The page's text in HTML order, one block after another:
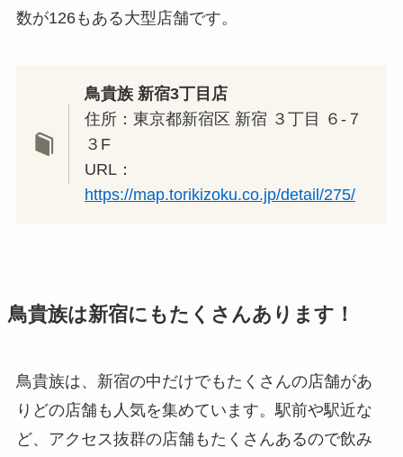
数が126もある大型店舗です。
鳥貴族 新宿3丁目店
住所：東京都新宿区 新宿 ３丁目 ６-７
３F
URL：
https://map.torikizoku.co.jp/detail/275/
鳥貴族は新宿にもたくさんあります！
鳥貴族は、新宿の中だけでもたくさんの店舗があ
りどの店舗も人気を集めています。駅前や駅近な
ど、アクセス抜群の店舗もたくさんあるので飲み